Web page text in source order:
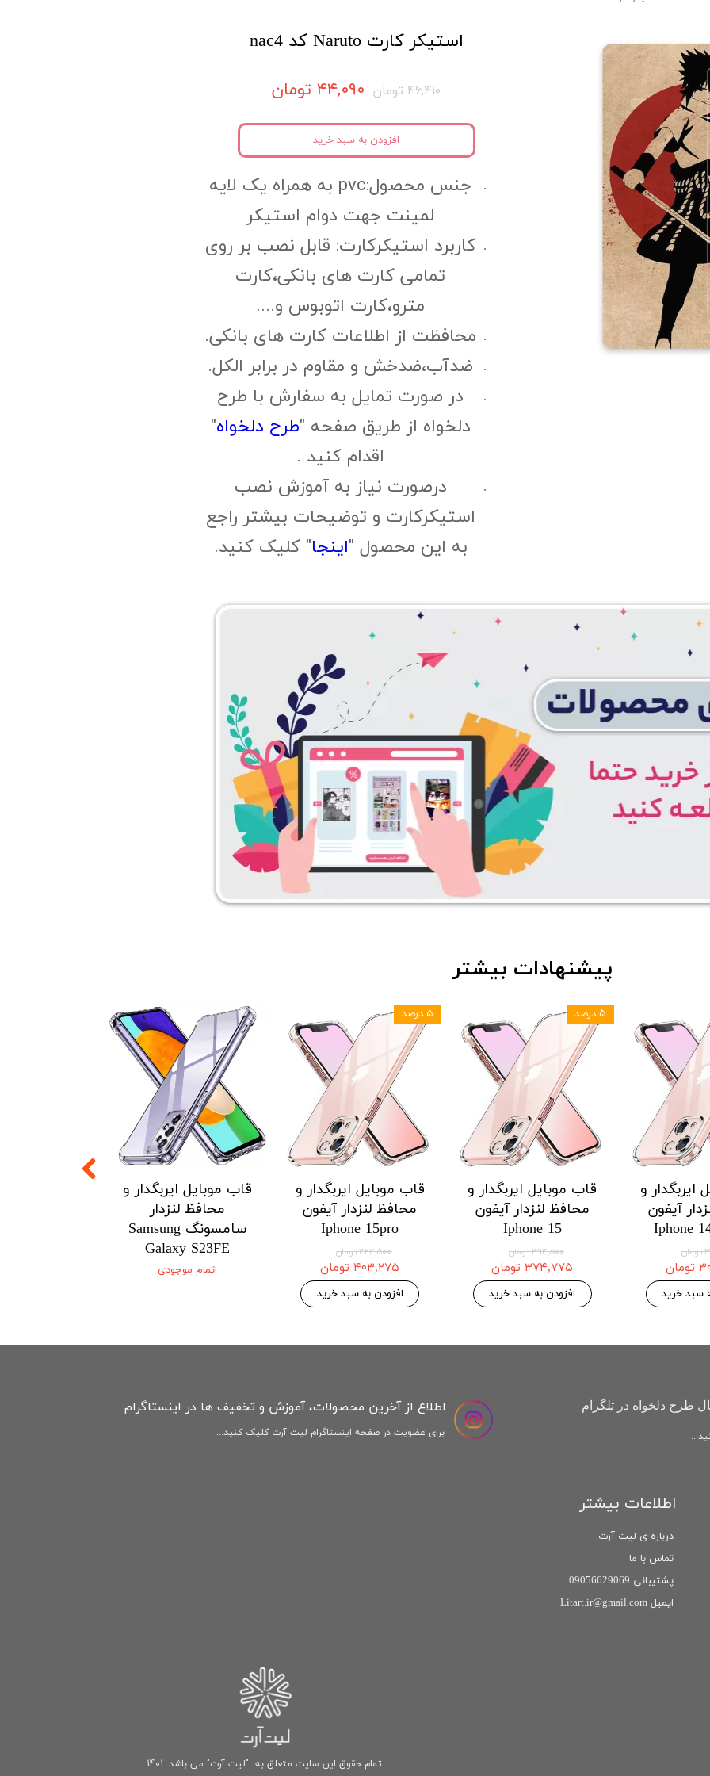
استیکر کارت Naruto کد nac4
۴۶,۴۱۰ تومان ۴۴,۰۹۰ تومان
جنس محصول:pvc به همراه یک لایه
لمینت جهت دوام استیکر
کاربرد استیکرکارت: قابل نصب بر روی
تمامی کارت های بانکی،کارت
مترو،کارت اتوبوس و....
محافظت از اطلاعات کارت های بانکی.
ضدآب،ضدخش و مقاوم در برابر الکل.
در صورت تمایل به سفارش با طرح
دلخواه از طریق صفحه "طرح دلخواه"
اقدام کنید .
درصورت نیاز به آموزش نصب
استیکرکارت و توضیحات بیشتر راجع
به این محصول "اینجا" کلیک کنید.
افزودن به سبد خرید
قاب موبایل ایربگدار و
محافظ لنزدار
سامسونگ Samsung
Galaxy S23FE
اتمام موجودی
قاب موبایل ایربگدار و
محافظ لنزدار آیفون
Iphone 15pro
۴۲۴,۵۰۰ تومان
۴۰۳,۲۷۵ تومان
افزودن به سبد خرید
۵ درصد
قاب موبایل ایربگدار و
محافظ لنزدار آیفون
Iphone 15
۳۹۴,۵۰۰ تومان
۳۷۴,۷۷۵ تومان
افزودن به سبد خرید
۵ درصد
ایربگدار و
آیفون
Iphone
سبد خرید
پیشنهادات بیشتر
طرح دلخواه در تلگرام
اطلاعات بیشتر
درباره ی لیت آرت
تماس با ما
پشتیبانی 09056629069
ایمیل Litart.ir@gmail.com
تمام حقوق این سایت متعلق به "لیت آرت" می باشد. 1401
اطلاع از آخرین محصولات، آموزش و تخفیف ها در اینستاگرام
برای عضویت در صفحه اینستاگرام لیت آرت کلیک کنید...